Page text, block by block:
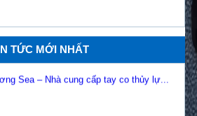
TỨC MỚI NHẤT